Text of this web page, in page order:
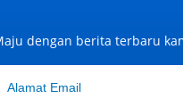
dengan berita terbaru